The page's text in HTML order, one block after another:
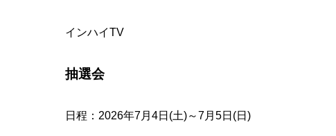
インハイTV
抽選会
日程：2026年7月4日(土)～7月5日(日)